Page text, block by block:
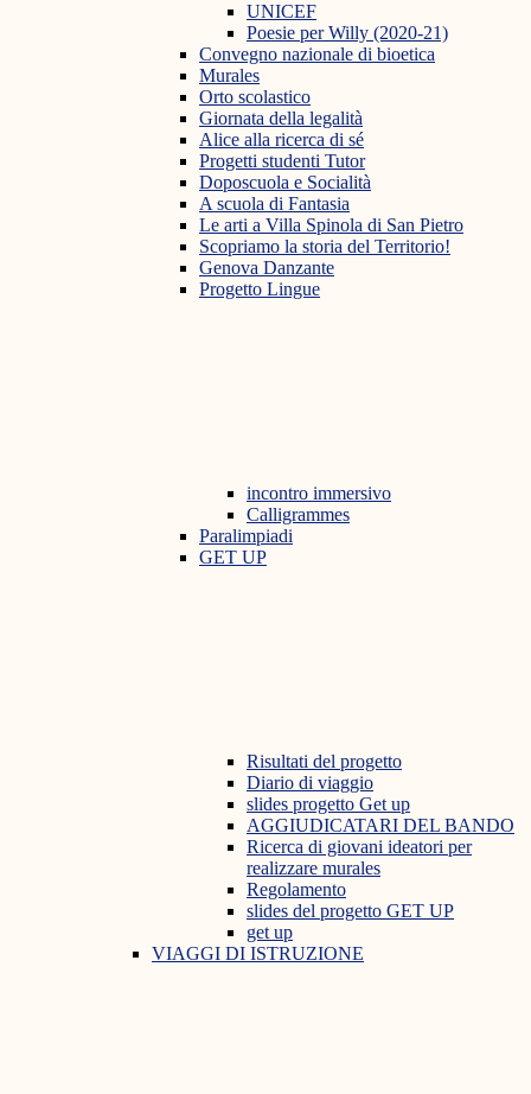
UNICEF
Poesie per Willy (2020-21)
Convegno nazionale di bioetica
Murales
Orto scolastico
Giornata della legalità
Alice alla ricerca di sé
Progetti studenti Tutor
Doposcuola e Socialità
A scuola di Fantasia
Le arti a Villa Spinola di San Pietro
Scopriamo la storia del Territorio!
Genova Danzante
Progetto Lingue
incontro immersivo
Calligrammes
Paralimpiadi
GET UP
Risultati del progetto
Diario di viaggio
slides progetto Get up
AGGIUDICATARI DEL BANDO
Ricerca di giovani ideatori per
realizzare murales
Regolamento
slides del progetto GET UP
get up
VIAGGI DI ISTRUZIONE